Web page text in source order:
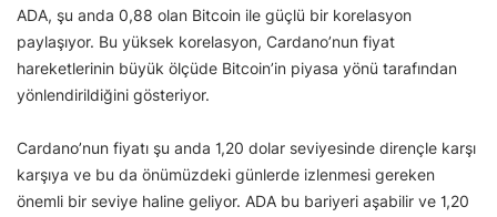
ADA, şu anda 0,88 olan Bitcoin ile güçlü bir korelasyon
paylaşıyor. Bu yüksek korelasyon, Cardano’nun fiyat
hareketlerinin büyük ölçüde Bitcoin’in piyasa yönü tarafından
yönlendirildiğini gösteriyor.
Cardano’nun fiyatı şu anda 1,20 dolar seviyesinde dirençle karşı
karşıya ve bu da önümüzdeki günlerde izlenmesi gereken
önemli bir seviye haline geliyor. ADA bu bariyeri aşabilir ve 1,20